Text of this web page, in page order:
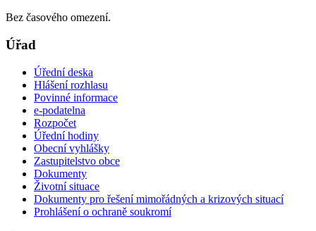
Bez časového omezení.
Úřad
Úřední deska
Hlášení rozhlasu
Povinné informace
e-podatelna
Rozpočet
Úřední hodiny
Obecní vyhlášky
Zastupitelstvo obce
Dokumenty
Životní situace
Dokumenty pro řešení mimořádných a krizových situací
Prohlášení o ochraně soukromí